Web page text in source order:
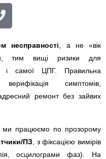
несправності , а не «вік
тим вищі ризики для
і самої ЦПГ. Правильна
симптомів,
ремонт без зайвих
працюємо по прозорому
ПЗ , з фіксацією вимірів
осцилограми фаз). На